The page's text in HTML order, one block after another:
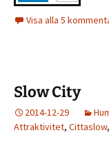
Visa alla 5
Slow City
2014-12-29
Attraktivitet, Cittaslow,